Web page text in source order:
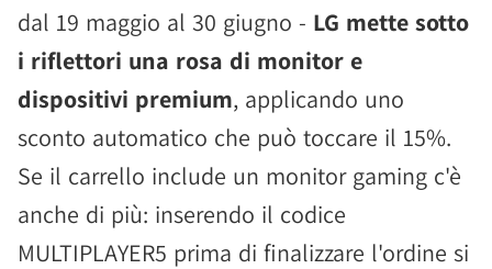
dal 19 maggio al 30 giugno - LG mette sotto
i riflettori una rosa di monitor e
dispositivi premium, applicando uno
sconto automatico che può toccare il 15%.
Se il carrello include un monitor gaming c'è
anche di più: inserendo il codice
MULTIPLAYER5 prima di finalizzare l'ordine si